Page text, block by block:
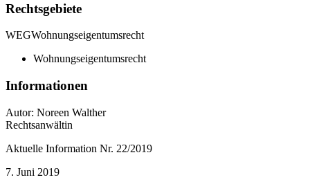
Rechtsgebiete
WEGWohnungseigentumsrecht
Wohnungseigentumsrecht
Informationen
Autor: Noreen Walther
Rechtsanwältin
Aktuelle Information Nr. 22/2019
7. Juni 2019